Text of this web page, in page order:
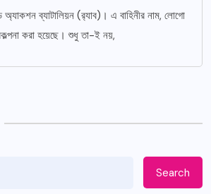
ব্যাটালিয়ন (র‌্যাব)। এ বাহিনীর নাম, লোগো
করা হয়েছে। শুধু তা-ই নয়,
Search